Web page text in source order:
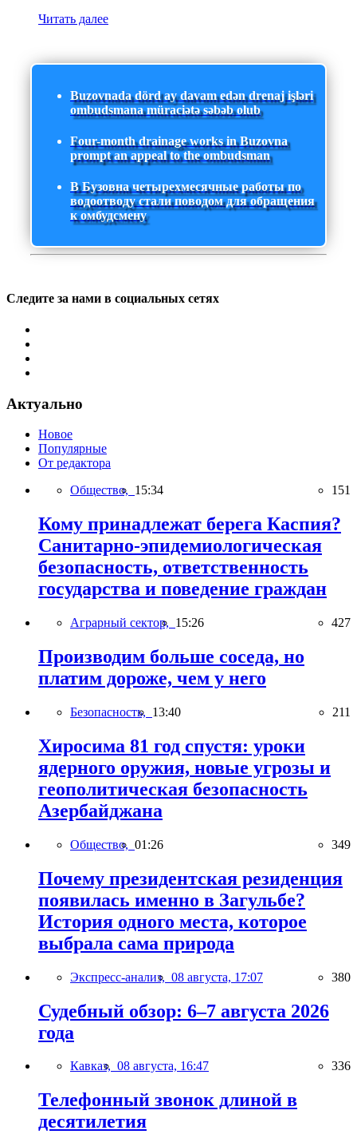
Читать далее
Buzovnada dörd ay davam edən drenaj işləri
ombudsmana müraciətə səbəb olub
Four-month drainage works in Buzovna
prompt an appeal to the ombudsman
В Бузовна четырехмесячные работы по
водоотводу стали поводом для обращения
к омбудсмену
Следите за нами в социальных сетях
Актуально
Новое
Популярные
От редактора
Общество, 15:34 151
Кому принадлежат берега Каспия?
Санитарно-эпидемиологическая
безопасность, ответственность
государства и поведение граждан
Аграрный сектор, 15:26 427
Производим больше соседа, но
платим дороже, чем у него
Безопасность, 13:40 211
Хиросима 81 год спустя: уроки
ядерного оружия, новые угрозы и
геополитическая безопасность
Азербайджана
Общество, 01:26 349
Почему президентская резиденция
появилась именно в Загульбе?
История одного места, которое
выбрала сама природа
Экспресс-анализ, 08 августа, 17:07 380
Судебный обзор: 6–7 августа 2026
года
Кавказ, 08 августа, 16:47 336
Телефонный звонок длиной в
десятилетия